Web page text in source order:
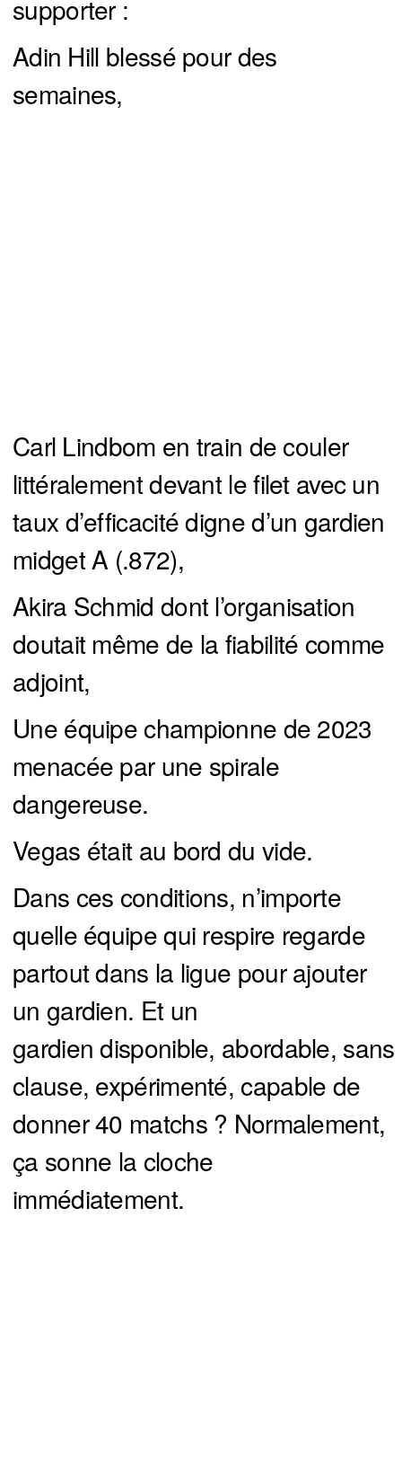
supporter :
Adin Hill blessé pour des
semaines,
Carl Lindbom en train de couler
littéralement devant le filet avec un
taux d’efficacité digne d’un gardien
midget A (.872),
Akira Schmid dont l’organisation
doutait même de la fiabilité comme
adjoint,
Une équipe championne de 2023
menacée par une spirale
dangereuse.
Vegas était au bord du vide.
Dans ces conditions, n’importe
quelle équipe qui respire regarde
partout dans la ligue pour ajouter
un gardien. Et un
gardien disponible, abordable, sans
clause, expérimenté, capable de
donner 40 matchs ? Normalement,
ça sonne la cloche
immédiatement.